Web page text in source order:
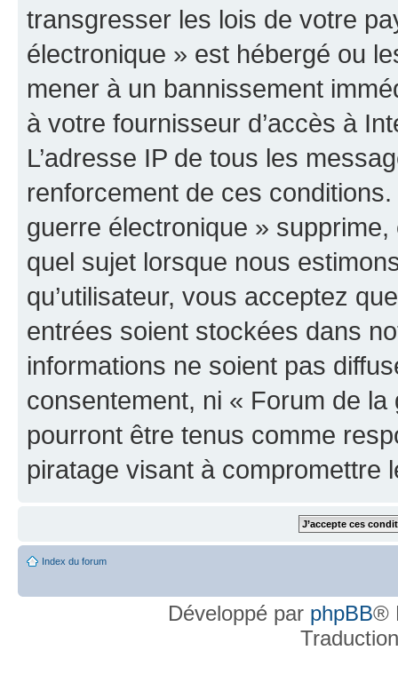
transgresser les lois de votre
électronique » est hébergé ou
mener à un bannissement
à votre fournisseur d’accès à
L’adresse IP de tous les
renforcement de ces
guerre électronique »
quel sujet lorsque nous
qu’utilisateur, vous acceptez
entrées soient stockées dans
informations ne soient pas
consentement, ni « Forum de
pourront être tenus comme
piratage visant à compromettre
Index du forum
Développé par phpBB®